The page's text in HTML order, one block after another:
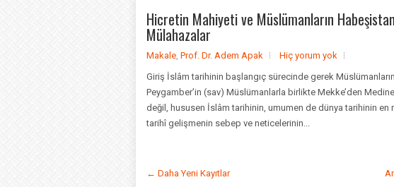
Hicretin Mahiyeti ve Müslümanların
Mülahazalar
Makale, Prof. Dr. Adem Apak
Hiç yorum yok
Giriş İslâm tarihinin başlangıç sürecinde gerek
Peygamber’in (sav) Müslümanlarla birlikte Mekke’den
değil, hususen İslâm tarihinin, umumen de dünya tarihinin en
tarihî gelişmenin sebep ve neticelerinin...
← Daha Yeni Kayıtlar